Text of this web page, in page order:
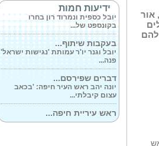
ידיעות חמות
יוצרת התוכן...
יובל כספית ונמרוד רון בחרו
בקונספט של...
בעקבות שיתוף...
יובל וגנר יו'ר עמותת 'נגישות ישראל'
פנה...
דברים שפירסם...
יונה יהב ראש העיר חיפה: 'בכאב
עצום קיבלתי...
ראש עיריית חיפה...
יונה יהב: 'התואר הזה לא מוענק רק
אור